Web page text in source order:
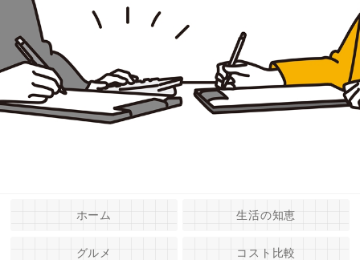
ホーム 生活の知恵
グルメ コスト比較